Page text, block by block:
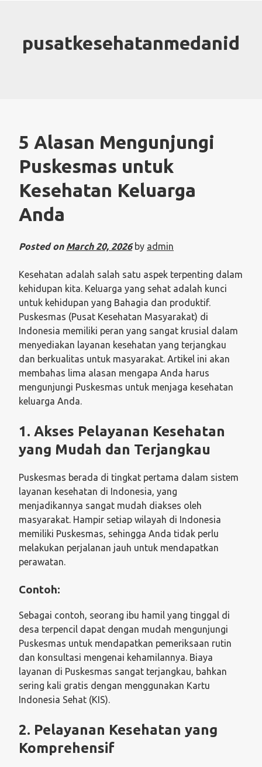
pusatkesehatanmedanid
5 Alasan Mengunjungi
Puskesmas untuk
Kesehatan Keluarga
Anda
Posted on March 20, 2026by admin
Kesehatan adalah salah satu aspek terpenting dalam
kehidupan kita. Keluarga yang sehat adalah kunci
untuk kehidupan yang Bahagia dan produktif.
Puskesmas (Pusat Kesehatan Masyarakat) di
Indonesia memiliki peran yang sangat krusial dalam
menyediakan layanan kesehatan yang terjangkau
dan berkualitas untuk masyarakat. Artikel ini akan
membahas lima alasan mengapa Anda harus
mengunjungi Puskesmas untuk menjaga kesehatan
keluarga Anda.
1. Akses Pelayanan Kesehatan
yang Mudah dan Terjangkau
Puskesmas berada di tingkat pertama dalam sistem
layanan kesehatan di Indonesia, yang
menjadikannya sangat mudah diakses oleh
masyarakat. Hampir setiap wilayah di Indonesia
memiliki Puskesmas, sehingga Anda tidak perlu
melakukan perjalanan jauh untuk mendapatkan
perawatan.
Contoh:
Sebagai contoh, seorang ibu hamil yang tinggal di
desa terpencil dapat dengan mudah mengunjungi
Puskesmas untuk mendapatkan pemeriksaan rutin
dan konsultasi mengenai kehamilannya. Biaya
layanan di Puskesmas sangat terjangkau, bahkan
sering kali gratis dengan menggunakan Kartu
Indonesia Sehat (KIS).
2. Pelayanan Kesehatan yang
Komprehensif